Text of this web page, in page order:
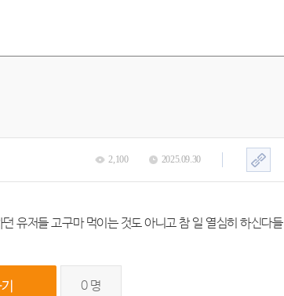
2,100 2025.09.30
유저들 고구마 먹이는 것도 아니고 참 일 열심히 하신다들
0명